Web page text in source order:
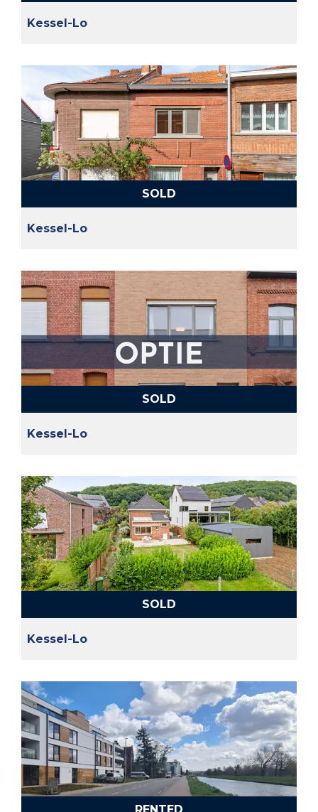
Kessel-Lo
SOLD
Kessel-Lo
SOLD
Kessel-Lo
SOLD
Kessel-Lo